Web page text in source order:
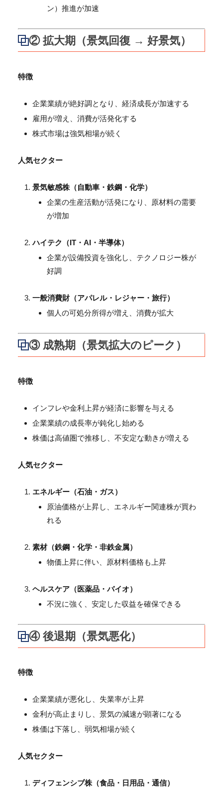
ン）推進が加速
② 拡大期（景気回復 → 好景気）
特徴
企業業績が絶好調となり、経済成長が加速する
雇用が増え、消費が活発化する
株式市場は強気相場が続く
人気セクター
景気敏感株（自動車・鉄鋼・化学）
企業の生産活動が活発になり、原材料の需要
が増加
ハイテク（IT・AI・半導体）
企業が設備投資を強化し、テクノロジー株が
好調
一般消費財（アパレル・レジャー・旅行）
個人の可処分所得が増え、消費が拡大
③ 成熟期（景気拡大のピーク）
特徴
インフレや金利上昇が経済に影響を与える
企業業績の成長率が鈍化し始める
株価は高値圏で推移し、不安定な動きが増える
人気セクター
エネルギー（石油・ガス）
原油価格が上昇し、エネルギー関連株が買わ
れる
素材（鉄鋼・化学・非鉄金属）
物価上昇に伴い、原材料価格も上昇
ヘルスケア（医薬品・バイオ）
不況に強く、安定した収益を確保できる
④ 後退期（景気悪化）
特徴
企業業績が悪化し、失業率が上昇
金利が高止まりし、景気の減速が顕著になる
株価は下落し、弱気相場が続く
人気セクター
ディフェンシブ株（食品・日用品・通信）